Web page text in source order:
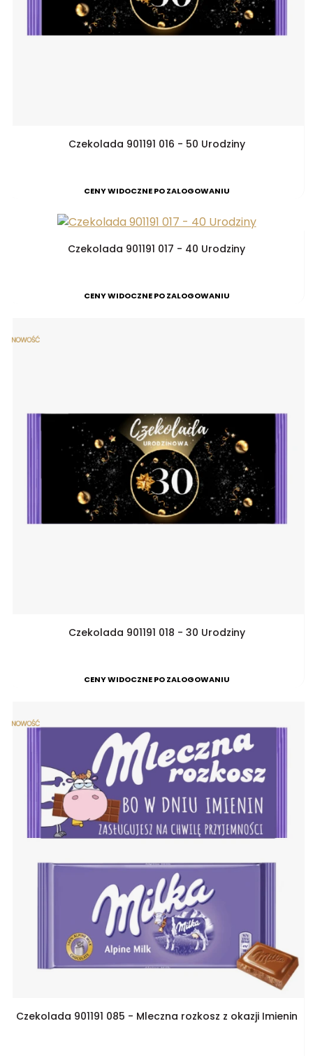
Czekolada 901191 016 - 50 Urodziny
CENY WIDOCZNE PO ZALOGOWANIU
Czekolada 901191 017 - 40 Urodziny
CENY WIDOCZNE PO ZALOGOWANIU
Czekolada 901191 018 - 30 Urodziny
CENY WIDOCZNE PO ZALOGOWANIU
Czekolada 901191 085 - Mleczna rozkosz z okazji Imienin